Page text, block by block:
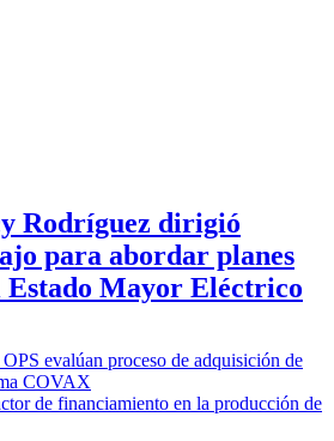
Rodríguez dirigió
para abordar planes
Estado Mayor Eléctrico
evalúan proceso de adquisición de
COVAX
de financiamiento en la producción de